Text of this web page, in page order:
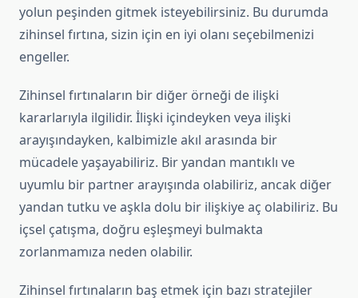
yolun peşinden gitmek isteyebilirsiniz. Bu durumda
zihinsel fırtına, sizin için en iyi olanı seçebilmenizi
engeller.
Zihinsel fırtınaların bir diğer örneği de ilişki
kararlarıyla ilgilidir. İlişki içindeyken veya ilişki
arayışındayken, kalbimizle akıl arasında bir
mücadele yaşayabiliriz. Bir yandan mantıklı ve
uyumlu bir partner arayışında olabiliriz, ancak diğer
yandan tutku ve aşkla dolu bir ilişkiye aç olabiliriz. Bu
içsel çatışma, doğru eşleşmeyi bulmakta
zorlanmamıza neden olabilir.
Zihinsel fırtınaların baş etmek için bazı stratejiler